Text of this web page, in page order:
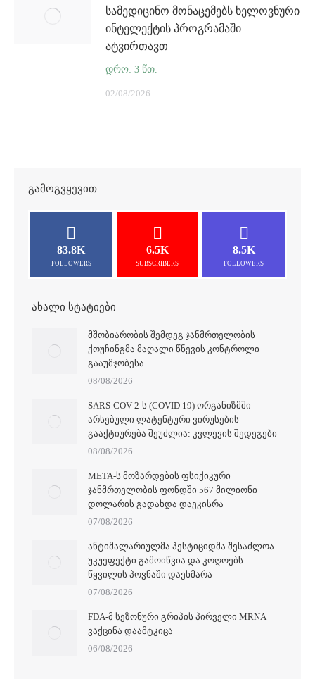
სამედიცინო მონაცემებს ხელოვნური
ინტელექტის პროგრამაში
ატვირთავთ
02/08/2026
ᲒᲐᲛᲝᲒᲕᲧᲔᲕᲘᲗ
83.8K
FOLLOWERS
6.5K
SUBSCRIBERS
8.5K
FOLLOWERS
ᲐᲮᲐᲚᲘ ᲡᲢᲐᲢᲘᲔᲑᲘ
ᲛᲨᲝᲑᲘᲐᲠᲝᲑᲘᲡ ᲨᲔᲛᲓᲔᲒ ᲯᲐᲜᲛᲠᲗᲔᲚᲝᲑᲘᲡ
ᲥᲝᲣᲩᲘᲜᲒᲛᲐ ᲛᲐᲦᲐᲚᲘ ᲬᲜᲔᲕᲘᲡ ᲙᲝᲜᲢᲠᲝᲚᲘ
ᲒᲐᲐᲣᲛᲯᲝᲑᲔᲡᲐ
08/08/2026
SARS-COV-2-Ს (COVID 19) ᲝᲠᲒᲐᲜᲘᲖᲛᲨᲘ
ᲐᲠᲡᲔᲑᲣᲚᲘ ᲚᲐᲢᲔᲜᲢᲣᲠᲘ ᲕᲘᲠᲣᲡᲔᲑᲘᲡ
ᲒᲐᲐᲥᲢᲘᲣᲠᲔᲑᲐ ᲨᲔᲣᲫᲚᲘᲐ: ᲙᲕᲚᲔᲕᲘᲡ ᲨᲔᲓᲔᲒᲔᲑᲘ
08/08/2026
META-Ს ᲛᲝᲖᲐᲠᲓᲔᲑᲘᲡ ᲤᲡᲘᲥᲘᲙᲣᲠᲘ
ᲯᲐᲜᲛᲠᲗᲔᲚᲝᲑᲘᲡ ᲤᲝᲜᲓᲨᲘ 567 ᲛᲘᲚᲘᲝᲜᲘ
ᲓᲝᲚᲐᲠᲘᲡ ᲒᲐᲓᲐᲮᲓᲐ ᲓᲐᲔᲙᲘᲡᲠᲐ
07/08/2026
ᲐᲜᲢᲘᲛᲐᲚᲐᲠᲘᲣᲚᲛᲐ ᲞᲔᲡᲢᲘᲪᲘᲓᲛᲐ ᲨᲔᲡᲐᲫᲚᲝᲐ
ᲣᲙᲣᲔᲤᲔᲥᲢᲘ ᲒᲐᲛᲝᲘᲬᲕᲘᲐ ᲓᲐ ᲙᲝᲦᲝᲔᲑᲡ
ᲬᲧᲕᲘᲚᲘᲡ ᲞᲝᲕᲜᲐᲨᲘ ᲓᲐᲔᲮᲛᲐᲠᲐ
07/08/2026
FDA-Მ ᲡᲔᲖᲝᲜᲣᲠᲘ ᲒᲠᲘᲞᲘᲡ ᲞᲘᲠᲕᲔᲚᲘ MRNA
ᲕᲐᲥᲪᲘᲜᲐ ᲓᲐᲐᲛᲢᲙᲘᲪᲐ
06/08/2026